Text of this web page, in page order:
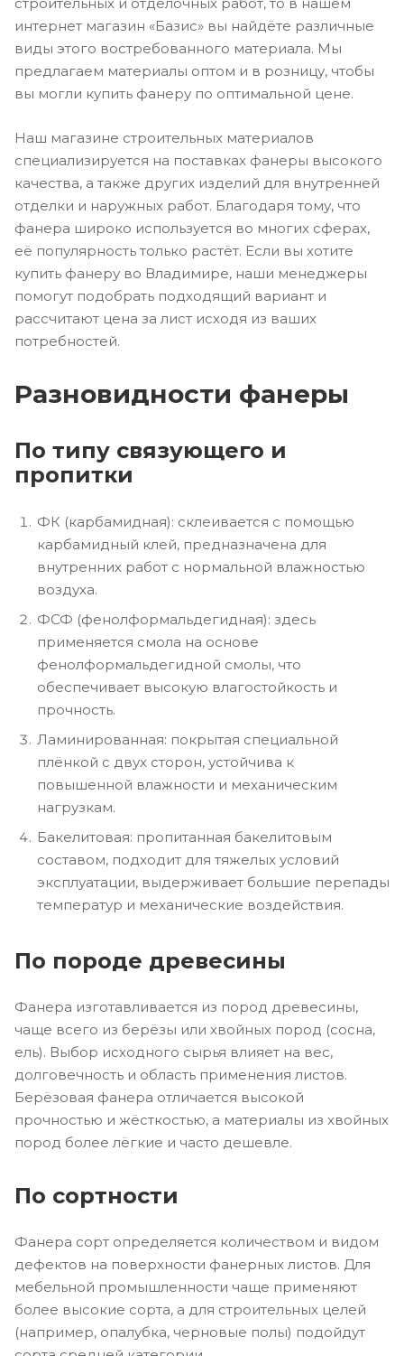
интернет магазин «Базис» вы найдёте различные
виды этого востребованного материала. Мы
предлагаем материалы оптом и в розницу, чтобы
вы могли купить фанеру по оптимальной цене.
Наш магазине строительных материалов
специализируется на поставках фанеры высокого
качества, а также других изделий для внутренней
отделки и наружных работ. Благодаря тому, что
фанера широко используется во многих сферах,
её популярность только растёт. Если вы хотите
купить фанеру во Владимире, наши менеджеры
помогут подобрать подходящий вариант и
рассчитают цена за лист исходя из ваших
потребностей.
Разновидности фанеры
По типу связующего и
пропитки
ФК (карбамидная): склеивается с помощью
карбамидный клей, предназначена для
внутренних работ с нормальной влажностью
воздуха.
ФСФ (фенолформальдегидная): здесь
применяется смола на основе
фенолформальдегидной смолы, что
обеспечивает высокую влагостойкость и
прочность.
Ламинированная: покрытая специальной
плёнкой с двух сторон, устойчива к
повышенной влажности и механическим
нагрузкам.
Бакелитовая: пропитанная бакелитовым
составом, подходит для тяжелых условий
эксплуатации, выдерживает большие перепады
температур и механические воздействия.
По породе древесины
Фанера изготавливается из пород древесины,
чаще всего из берёзы или хвойных пород (сосна,
ель). Выбор исходного сырья влияет на вес,
долговечность и область применения листов.
Берёзовая фанера отличается высокой
прочностью и жёсткостью, а материалы из хвойных
пород более лёгкие и часто дешевле.
По сортности
Фанера сорт определяется количеством и видом
дефектов на поверхности фанерных листов. Для
мебельной промышленности чаще применяют
более высокие сорта, а для строительных целей
(например, опалубка, черновые полы) подойдут